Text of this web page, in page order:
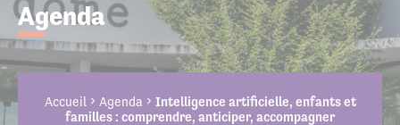
Agenda
Accueil Agenda
Intelligence artificielle, enfants et
familles : comprendre, anticiper, accompagner